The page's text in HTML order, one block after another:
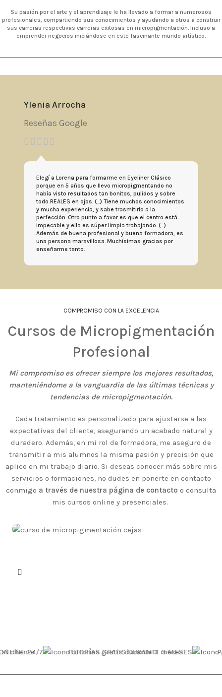
Su pasión por el arte y el aprendizaje le ha llevado a formar a numerosos
profesionales, compartiendo sus conocimientos y ayudando a otros a construir
sus carreras respectivas carreras exitosas en micropigmentación. Incluso a
emprender negocios iniciándose en este fascinante mundo artístico.
Ylenia Arrocha
Reseñas Google
Elegí a Lorena para formarme en Eyeliner Clásico
porque en 5 años que llevo micropigmentando no
había visto resultados tan bonitos, pulidos y sobre
todo REALES en ojos. (...) Tiene muchos conocimientos
y mucha experiencia, y sabe trasmitirlo a la
perfección. Otro punto a favor es que el centro está
impecable y ella es súper limpia trabajando. (...)
Además de buena profesional y buena formadora, es
una persona maravillosa. Muchísimas gracias por
enseñarme tanto.
COMPROMISO CON LA EXCELENCIA
Cursos de Micropigmentación
Profesional
Mi compromiso es ofrecer siempre los mejores resultados,
manteniéndome a la vanguardia de las últimas técnicas y
tendencias de micropigmentación.
Cada tratamiento es personalizado para ajustarse a las
expectativas del cliente, asegurando un acabado natural y
duradero. Además, en mi rol de formadora, me aseguro de
transmitir a mis alumnos la misma pasión y precisión que
aplico en mi trabajo diario. Si deseas conocer más sobre mis
servicios o formaciones, no dudes en ponerte en contacto
conmigo a través de nuestra página de contacto o consulta
mis cursos online y presenciales.
7 TUTORÍAS GRATIS DURANTE 3 MESES PAGO